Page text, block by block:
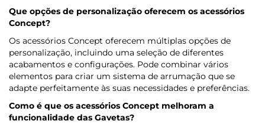
Que opções de personalização oferecem os acessórios
Concept?
Os acessórios Concept oferecem múltiplas opções de
personalização, incluindo uma seleção de diferentes
acabamentos e configurações. Pode combinar vários
elementos para criar um sistema de arrumação que se
adapte perfeitamente às suas necessidades e preferências.
Como é que os acessórios Concept melhoram a
funcionalidade das Gavetas?